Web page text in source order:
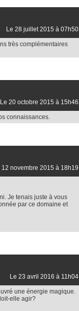
Le 28 juillet 2015 à 07h50
très complémentaires
Le 20 octobre 2015 à 15h46
connaissances.
12 novembre 2015 à 18h19
Je tenais juste à vous
par ce domaine et
Le 23 avril 2016 à 11h04
une énergie magique.
elle agir?